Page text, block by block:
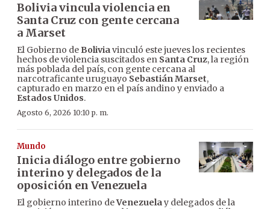
Bolivia vincula violencia en
Santa Cruz con gente cercana
a Marset
El Gobierno de Boliviavinculó este jueves los recientes
hechos de violencia suscitados en Santa Cruz, la región
más poblada del país, con gente cercana al
narcotraficante uruguayo Sebastián Marset,
capturado en marzo en el país andino y enviado a
Estados Unidos.
Agosto 6, 2026 10:10 p. m.
Mundo
Inicia diálogo entre gobierno
interino y delegados de la
oposición en Venezuela
El gobierno interino deVenezuelay delegados de la